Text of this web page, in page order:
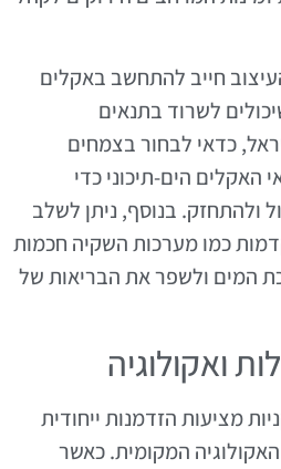
חייב להתחשב באקלים
לשרוד בתנאים
כדאי לבחור בצמחים
האקלים הים-תיכוני כדי
ולהתחזק. בנוסף, ניתן לשלב
כמו מערכות השקיה חכמות
המים ולשפר את הבריאות של
ואקולוגיה
מציעות הזדמנות ייחודית
האקולוגיה המקומית. כאשר